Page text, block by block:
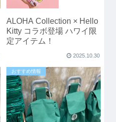
ALOHA Collection × Hello
Kitty コラボ登場 ハワイ限
定アイテム！
2025.10.30
おすすめ情報